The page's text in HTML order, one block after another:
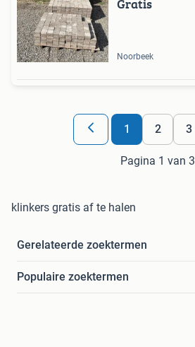
Gratis
Noorbeek
1 2 3
Pagina 1 van 3
klinkers gratis af te halen
Gerelateerde zoektermen
Populaire zoektermen